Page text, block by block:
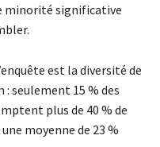
minorité significative
est la diversité de
seulement 15 % des
plus de 40 % de
moyenne de 23 %